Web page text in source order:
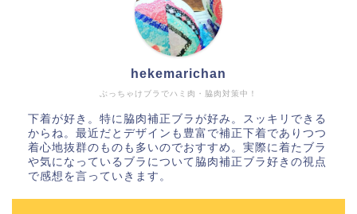
ぶっちゃけブラでハミ肉・脇肉対策中！
hekemarichan
下着が好き。特に脇肉補正ブラが好み。スッキリできる
からね。最近だとデザインも豊富で補正下着でありつつ
着心地抜群のものも多いのでおすすめ。実際に着たブラ
や気になっているブラについて脇肉補正ブラ好きの視点
で感想を言っていきます。